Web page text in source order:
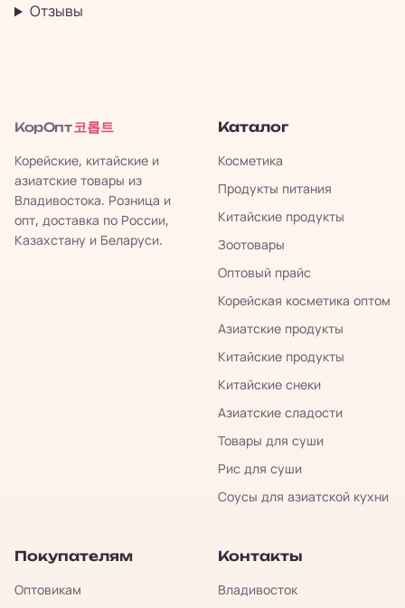
Отзывы
КорОпт 코롭트
Корейские, китайские и
азиатские товары из
Владивостока. Розница и
опт, доставка по России,
Казахстану и Беларуси.
Каталог
Косметика
Продукты питания
Китайские продукты
Зоотовары
Оптовый прайс
Корейская косметика оптом
Азиатские продукты
Китайские продукты
Китайские снеки
Азиатские сладости
Товары для суши
Рис для суши
Соусы для азиатской кухни
Покупателям
Оптовикам
Контакты
Владивосток